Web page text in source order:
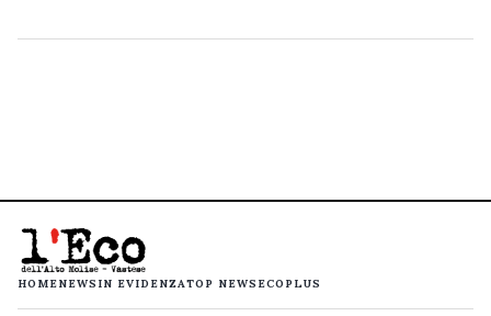
HOMENEWS IN EVIDENZATOP NEWS ECOPLUS